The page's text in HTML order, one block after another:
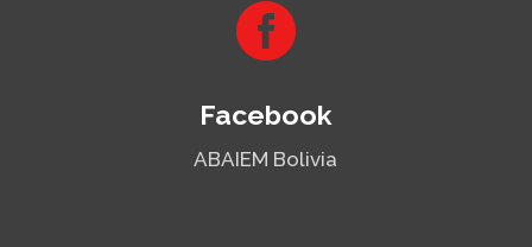

Facebook
ABAIEM Bolivia